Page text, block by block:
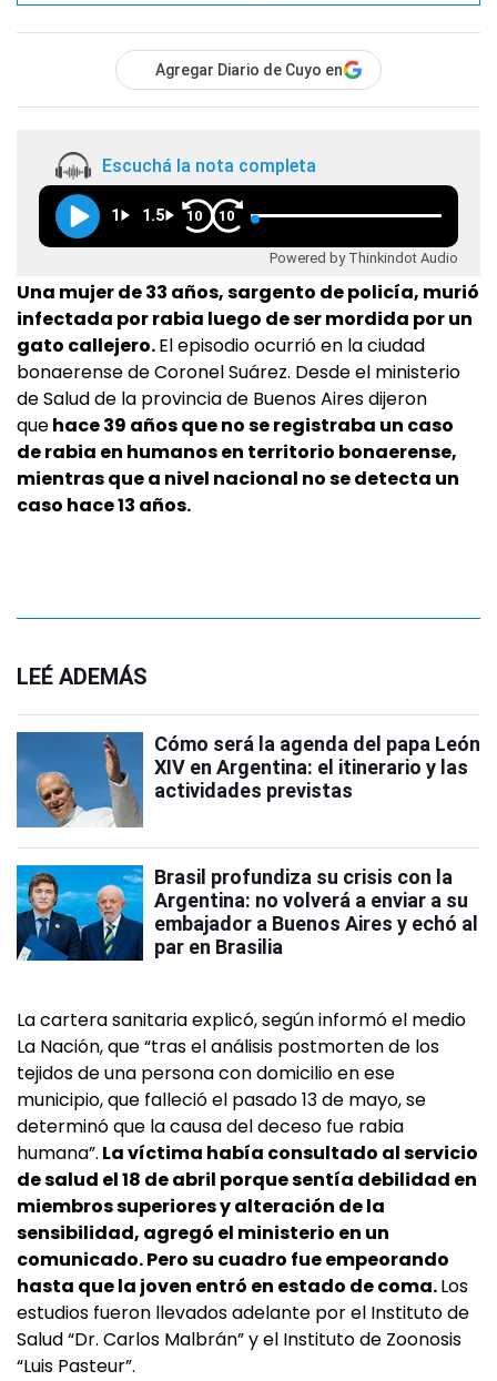
Agregar Diario de Cuyo en
Escuchá la nota completa
1 1.5 10 10
Powered by Thinkindot Audio
Una mujer de 33 años, sargento de policía, murió
infectada por rabia luego de ser mordida por un
gato callejero.El episodio ocurrió en la ciudad
bonaerense de Coronel Suárez. Desde el ministerio
de Salud de la provincia de Buenos Aires dijeron
quehace 39 años que no se registraba un caso
de rabia en humanos en territorio bonaerense,
mientras que a nivel nacional no se detecta un
caso hace 13 años.
LEÉ ADEMÁS
Cómo será la agenda del papa León
XIV en Argentina: el itinerario y las
actividades previstas
Brasil profundiza su crisis con la
Argentina: no volverá a enviar a su
embajador a Buenos Aires y echó al
par en Brasilia
La cartera sanitaria explicó, según informó el medio
La Nación, que “tras el análisis postmorten de los
tejidos de una persona con domicilio en ese
municipio, que falleció el pasado 13 de mayo, se
determinó que la causa del deceso fue rabia
humana”. La víctima había consultado al servicio
de salud el 18 de abril porque sentía debilidad en
miembros superiores y alteración de la
sensibilidad, agregó el ministerio en un
comunicado. Pero su cuadro fue empeorando
hasta que la joven entró en estado de coma.Los
estudios fueron llevados adelante por el Instituto de
Salud “Dr. Carlos Malbrán” y el Instituto de Zoonosis
“Luis Pasteur”.